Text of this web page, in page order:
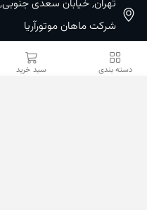
دسته بندی سبد خرید
شرکت ماهان موتورآریا
09100533887 / 02133933400